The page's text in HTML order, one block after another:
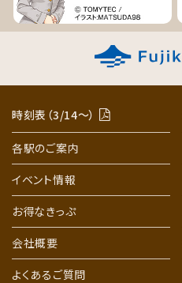
時刻表（3/14〜）
各駅のご案内
イベント情報
お得なきっぷ
会社概要
よくあるご質問